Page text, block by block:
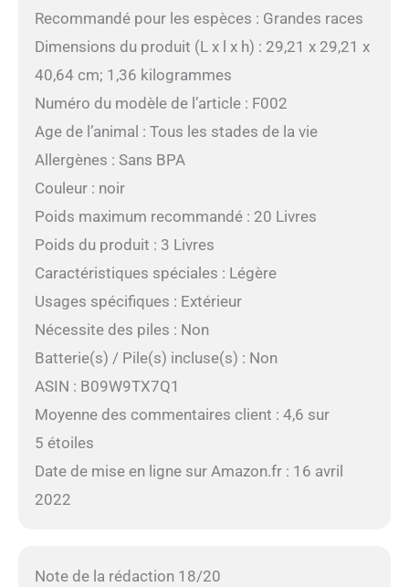
Recommandé pour les espèces : Grandes races
Dimensions du produit (L x l x h) : 29,21 x 29,21 x
40,64 cm; 1,36 kilogrammes
Numéro du modèle de l’article : F002
Age de l’animal : Tous les stades de la vie
Allergènes : Sans BPA
Couleur : noir
Poids maximum recommandé : 20 Livres
Poids du produit : 3 Livres
Caractéristiques spéciales : Légère
Usages spécifiques : Extérieur
Nécessite des piles : Non
Batterie(s) / Pile(s) incluse(s) : Non
ASIN : B09W9TX7Q1
Moyenne des commentaires client : 4,6 sur
5 étoiles
Date de mise en ligne sur Amazon.fr : 16 avril
2022
Note de la rédaction 18/20